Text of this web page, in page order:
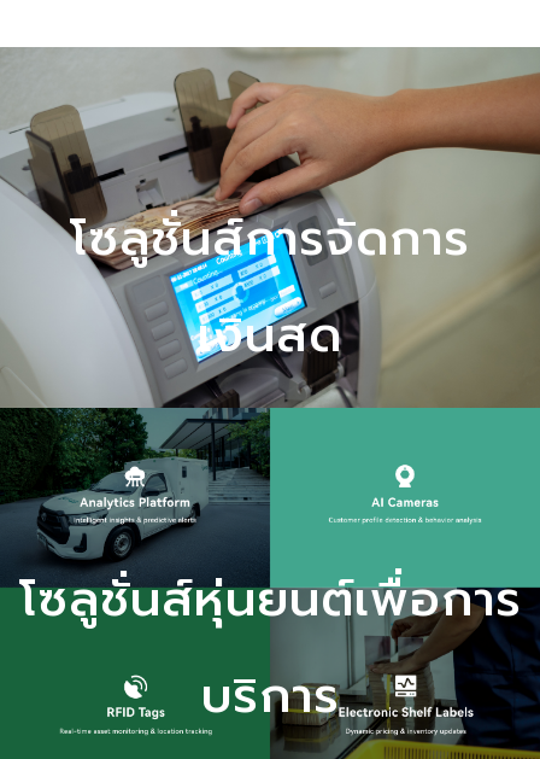
โซลูชั่นส์การจัดการ
เงินสด
-บริการขนส่งเงินสดและทรัพย์สิน
-บริการจัดการเครื่องเอทีเอ็ม
-บริการประมวลผลเงินสด
-บริการประมวลผลและจัดหาเงินเหรียญ
-บริการคลังเงินย่อย
-บริการขนส่งนิรภัย
โซลูชั่นส์หุ่นยนต์เพื่อการ
บริการ